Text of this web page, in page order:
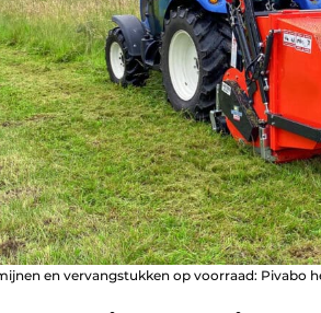
en vervangstukken op voorraad: Pivabo